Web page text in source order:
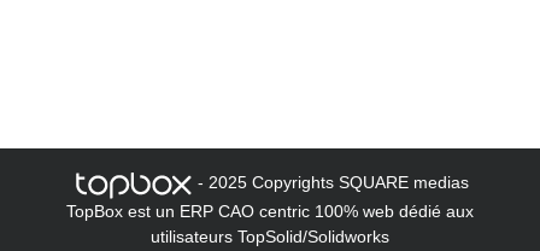
- 2025 Copyrights SQUARE medias
TopBox est un ERP CAO centric 100% web dédié aux
utilisateurs TopSolid/Solidworks